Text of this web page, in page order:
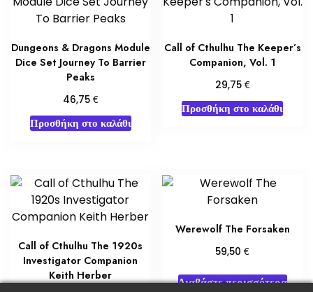
Dungeons & Dragons Module
Dice Set Journey To Barrier
Peaks
46,75 €
Προσθήκη στο καλάθι
Call of Cthulhu The Keeper’s
Companion, Vol. 1
29,75 €
Προσθήκη στο καλάθι
Call of Cthulhu The 1920s
Investigator Companion
Keith Herber
Werewolf The Forsaken
59,50€
Διαβάστε περισσότερα